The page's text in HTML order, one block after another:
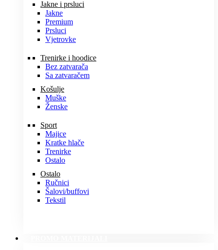
Jakne i prsluci
Jakne
Premium
Prsluci
Vjetrovke
Trenirke i hoodice
Bez zatvarača
Sa zatvaračem
Košulje
Muške
Ženske
Sport
Majice
Kratke hlače
Trenirke
Ostalo
Ostalo
Ručnici
Šalovi/buffovi
Tekstil